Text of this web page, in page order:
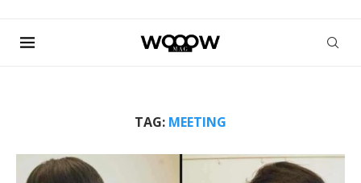
TAG: MEETING